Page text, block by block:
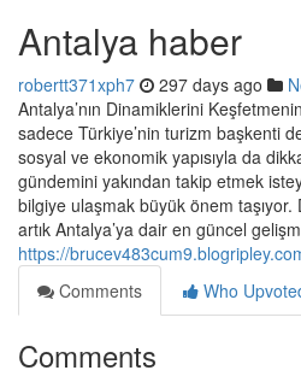
Antalya haber
robertt371xph7 297 days ago
Antalya’nın Dinamiklerini
sadece Türkiye’nin turizm başkenti
sosyal ve ekonomik yapısıyla da
gündemini yakından takip etmek
bilgiye ulaşmak büyük önem
artık Antalya’ya dair en güncel
https://
Comments
Who
Comments